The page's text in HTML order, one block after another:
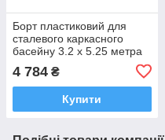
Борт пластиковий для
сталевого каркасного
басейну 3.2 х 5.25 метра
4 784 ₴
Купити